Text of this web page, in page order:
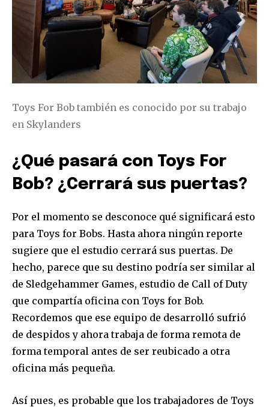
Únete a nuestra comunidad de
suscriptores y sé parte de la
conversación.
Para suscribirte, solo escribe tu dirección de correo eletrónico
y da click en el botón de "suscribir". No te preocupes,
respetamos tu privacidad y no enviaremos correo basura a tu
Toys For Bob también es conocido por su trabajo
en Skylanders
¿Qué pasará con Toys For
Bob? ¿Cerrará sus puertas?
Por el momento se desconoce qué significará esto
para Toys for Bobs. Hasta ahora ningún reporte
sugiere que el estudio cerrará sus puertas. De
hecho, parece que su destino podría ser similar al
de Sledgehammer Games, estudio de Call of Duty
que compartía oficina con Toys for Bob.
Recordemos que ese equipo de desarrolló sufrió
de despidos y ahora trabaja de forma remota de
forma temporal antes de ser reubicado a otra
oficina más pequeña.
Así pues, es probable que los trabajadores de Toys